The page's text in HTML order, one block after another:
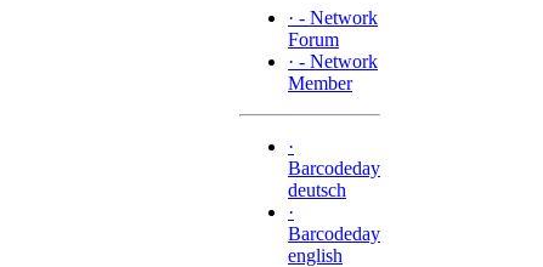
· - Network
Forum
· - Network
Member
·
Barcodeday
deutsch
·
Barcodeday
english